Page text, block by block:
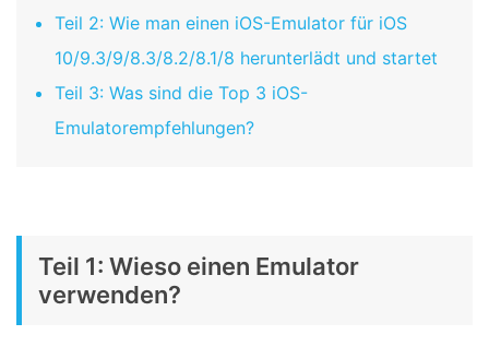
Teil 2: Wie man einen iOS-Emulator für iOS
10/9.3/9/8.3/8.2/8.1/8 herunterlädt und startet
Teil 3: Was sind die Top 3 iOS-
Emulatorempfehlungen?
Teil 1: Wieso einen Emulator
verwenden?